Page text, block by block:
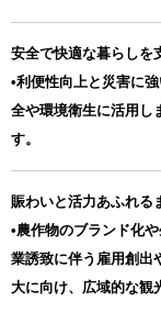
安全で快適な暮らしを
•利便性向上と災害に
全や環境衛生に活用し
す。
賑わいと活力あふれる
•農作物のブランド化
業誘致に伴う雇用創出
大に向け、広域的な観